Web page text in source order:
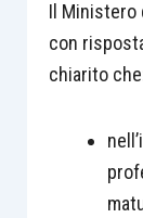
Il Ministero
con
chiarito